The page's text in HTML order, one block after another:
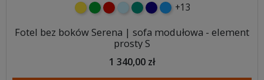
żółtyzielonyczerwony
błękitnyturkusowy
granatowy
niebieski
+13
Fotel bez boków Serena | sofa modułowa - element
prosty S
1 340,00 zł